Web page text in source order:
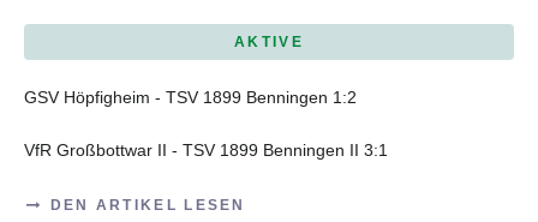
AKTIVE
GSV Höpfigheim - TSV 1899 Benningen 1:2
VfR Großbottwar II - TSV 1899 Benningen II 3:1
DEN ARTIKEL LESEN